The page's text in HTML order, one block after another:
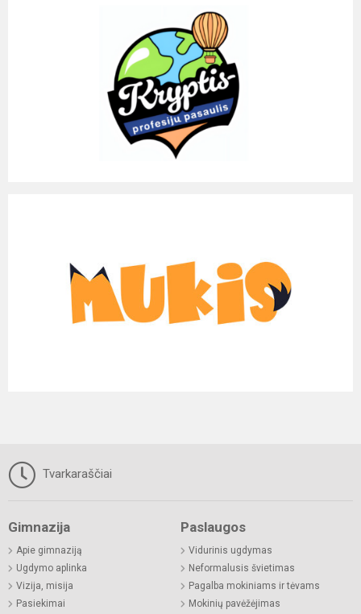
Tvarkaraščiai
Gimnazija
Apie gimnaziją
Ugdymo aplinka
Vizija, misija
Pasiekimai
Paslaugos
Vidurinis ugdymas
Neformalusis švietimas
Pagalba mokiniams ir tėvams
Mokinių pavėžėjimas